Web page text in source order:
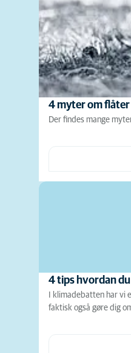
4 myter om flåter
Der findes mange
4 tips hvordan
I klimadebatten har vi
faktisk også gøre dig